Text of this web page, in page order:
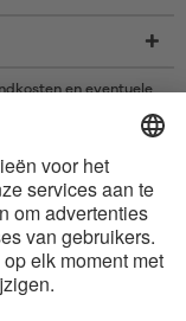
en eventuele
van dergelijke
van Apple Inc.
van Google LLC.